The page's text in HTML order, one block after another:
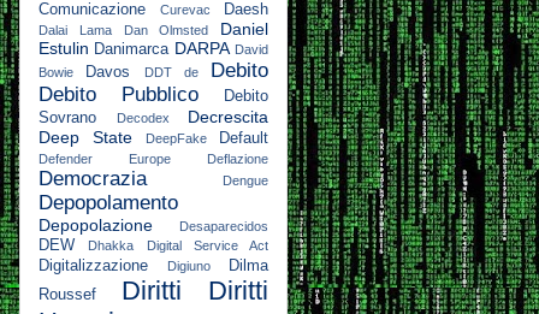
Comunicazione
Curevac Daesh
Dalai Lama Dan Olmsted
Daniel
Estulin Danimarca DARPA David
Bowie
Davos DDT de
Debito
Debito Pubblico
Debito
Sovrano
Decodex
Decrescita
Deep State
DeepFake Default
Defender Europe Deflazione
Democrazia Dengue
Depopolamento
Depopolazione Desaparecidos
DEW Dhakka Digital Service Act
Digitalizzazione Digiuno
Dilma
Roussef
Diritti
Diritti